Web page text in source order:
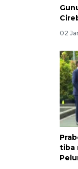
02
tiba